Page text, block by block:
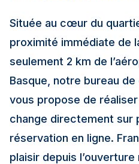
Située au cœur du
proximité immédiate de
seulement 2 km de
Basque, notre bureau
vous propose de
change directement sur
réservation en ligne.
plaisir depuis